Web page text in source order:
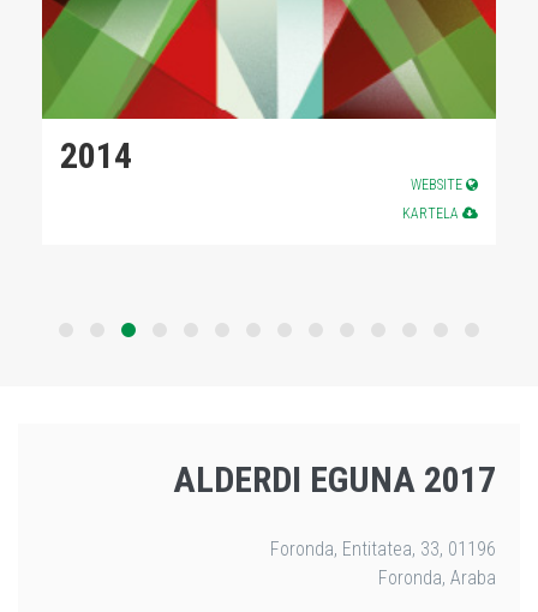
2014
WEBSITE
KARTELA
ALDERDI EGUNA 2017
Foronda, Entitatea, 33, 01196
Foronda, Araba